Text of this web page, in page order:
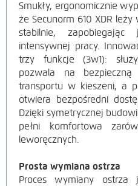
Smukły, ergonomicznie
że Secunorm 610 XDR
stabilnie,
intensywnej pracy.
trzy funkcje (3w1):
pozwala na
transportu w kieszeni, a
otwiera bezpośredni
Dzięki symetrycznej
pełni komfortowa
leworęcznych.
Prosta wymiana ostrza
Proces wymiany